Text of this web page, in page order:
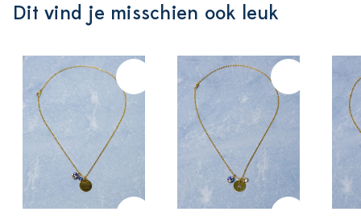
Dit vind je misschien ook leuk